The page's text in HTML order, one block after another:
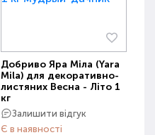
Добриво Яра Міла (Yara
Mila) для декоративно-
листяних Весна - Літо 1
кг
Залишити відгук
Є в наявності